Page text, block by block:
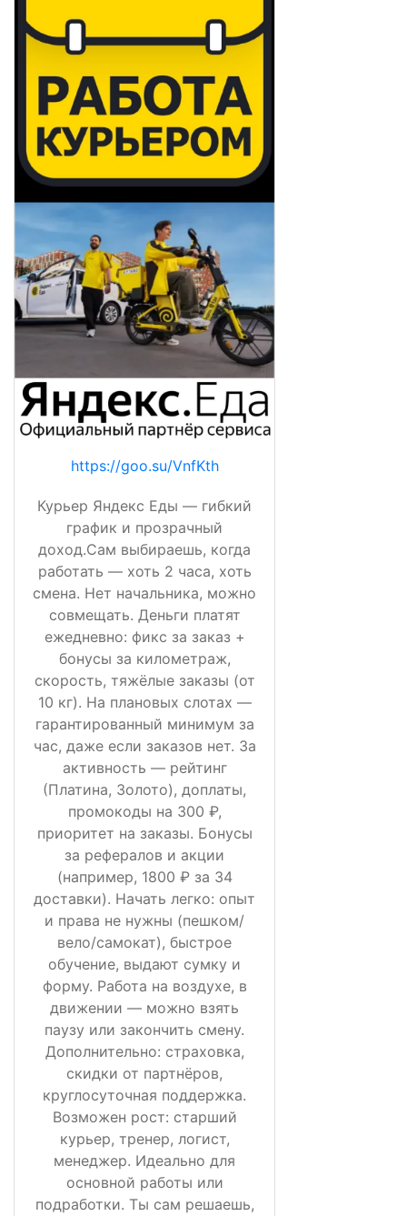
https://goo.su/VnfKth
Курьер Яндекс Еды — гибкий
график и прозрачный
доход.Сам выбираешь, когда
работать — хоть 2 часа, хоть
смена. Нет начальника, можно
совмещать. Деньги платят
ежедневно: фикс за заказ +
бонусы за километраж,
скорость, тяжёлые заказы (от
10 кг). На плановых слотах —
гарантированный минимум за
час, даже если заказов нет. За
активность — рейтинг
(Платина, Золото), доплаты,
промокоды на 300 ₽,
приоритет на заказы. Бонусы
за рефералов и акции
(например, 1800 ₽ за 34
доставки). Начать легко: опыт
и права не нужны (пешком/
вело/самокат), быстрое
обучение, выдают сумку и
форму. Работа на воздухе, в
движении — можно взять
паузу или закончить смену.
Дополнительно: страховка,
скидки от партнёров,
круглосуточная поддержка.
Возможен рост: старший
курьер, тренер, логист,
менеджер. Идеально для
основной работы или
подработки. Ты сам решаешь,